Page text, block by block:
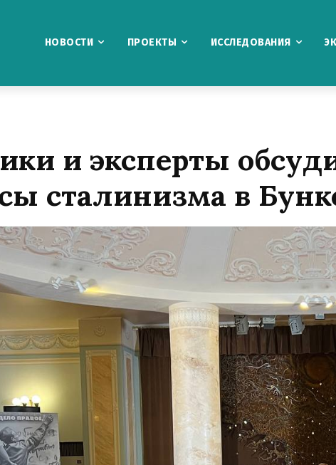
НОВОСТИ ПРОЕКТЫ ИССЛЕДОВАНИЯ
и эксперты
сталинизма в